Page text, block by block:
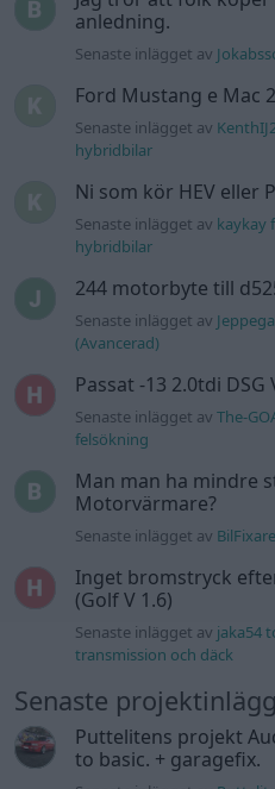
anledning.
Senaste inlägget av
Ford Mustang e Mac
Senaste inlägget av
hybridbilar
Ni som kör HEV eller
Senaste inlägget av kaykay
hybridbilar
244 motorbyte till
Senaste inlägget av
(Avancerad)
Passat -13 2.0tdi
Senaste inlägget avThe-
felsökning
Man man ha mindre
Motorvärmare?
Senaste inlägget av
Inget bromstryck
(Golf V 1.6)
Senaste inlägget av jaka54
transmission och däck
Senaste
Puttelitens projekt
to basic. + garagefix.